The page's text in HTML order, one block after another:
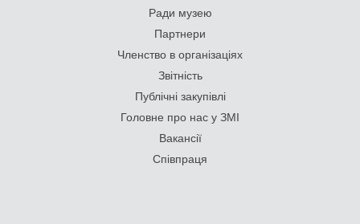
Ради музею
Партнери
Членство в організаціях
Звітність
Публічні закупівлі
Головне про нас у ЗМІ
Вакансії
Співпраця